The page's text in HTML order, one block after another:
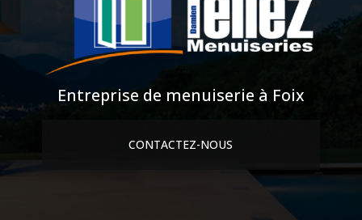
Entreprise de menuiserie à Foix
CONTACTEZ-NOUS